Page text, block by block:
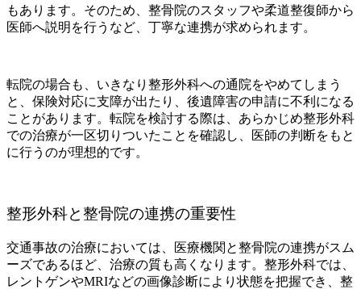
もあります。そのため、整骨院のスタッフや柔道整復師から
医師へ説明を行うなど、丁寧な連携が求められます。
転院の場合も、いきなり整形外科への通院をやめてしまう
と、保険対応に支障が出たり、後遺障害の申請に不利になる
ことがあります。転院を検討する際は、あらかじめ整形外科
での治療が一区切りついたことを確認し、医師の判断をもと
に行うのが理想的です。
整形外科と整骨院の連携の重要性
交通事故の治療においては、医療機関と整骨院の連携がスム
ーズであるほど、治療の質も高くなります。整形外科では、
レントゲンやMRIなどの画像診断により状態を把握でき、整